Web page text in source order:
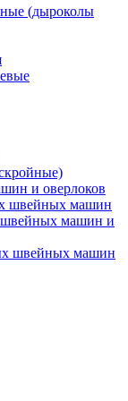
(дыроколы
и оверлоков
швейных машин
машин и
швейных машин